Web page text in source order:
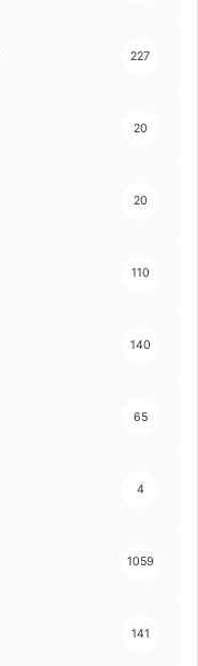
227
20
20
110
140
65
4
1059
141